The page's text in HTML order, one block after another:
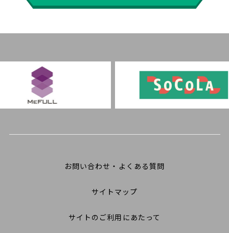
お問い合わせ・よくある質問
サイトマップ
サイトのご利用にあたって